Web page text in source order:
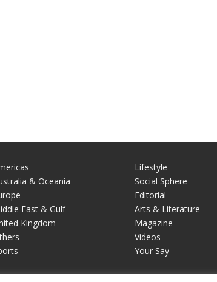
& Oceania
East & Gulf
Kingdom
Lifestyle
Social Sphere
Editorial
Arts & Literature
Magazine
Videos
Your Say